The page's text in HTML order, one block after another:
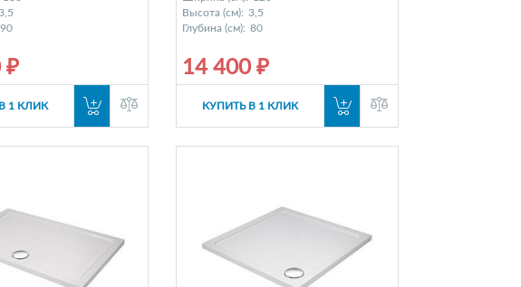
90
₽
1 КЛИК
Высота (см): 3,5
Глубина (см): 80
14 400 ₽
КУПИТЬ В 1 КЛИК